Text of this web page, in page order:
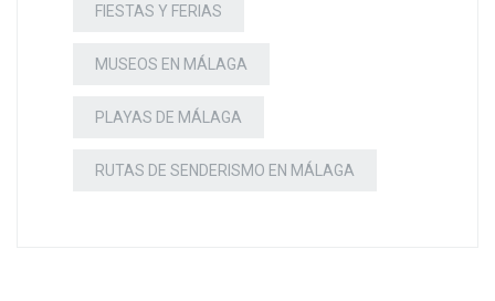
FIESTAS Y FERIAS
MUSEOS EN MÁLAGA
PLAYAS DE MÁLAGA
RUTAS DE SENDERISMO EN MÁLAGA